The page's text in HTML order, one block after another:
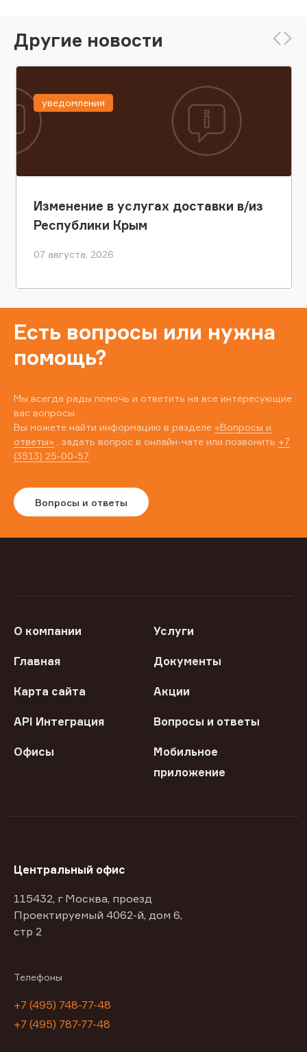
Другие новости
Изменение в услугах доставки в/из
Республики Крым
07 августа, 2026
уведомления
Есть вопросы или нужна
помощь?
Мы всегда рады помочь и ответить на все интересующие
вас вопросы.
Вы можете найти информацию в разделе «Вопросы и
ответы» , задать вопрос в онлайн-чате или позвонить +7
(3513) 25-00-57
Вопросы и ответы
О компании Услуги
Главная Документы
Карта сайта Акции
API Интеграция Вопросы и ответы
Офисы
Мобильное
приложение
Центральный офис
115432, г Москва, проезд
Проектируемый 4062-й, дом 6,
стр 2
Телефоны
+7 (495) 748-77-48
+7 (495) 787-77-48